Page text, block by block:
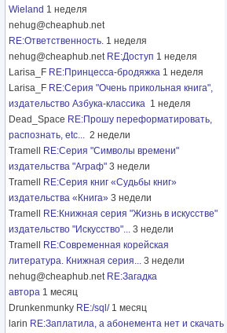
Wieland 1 неделя
nehug@cheaphub.net
RE:Ответственность. 1 неделя
nehug@cheaphub.net RE:Доступ 1 неделя
Larisa_F RE:Принцесса-бродяжка 1 неделя
Larisa_F RE:Серия "Очень прикольная книга",
издательство Азбука-классика 1 неделя
Dead_Space RE:Прошу переформатировать,
распознать, etc... 2 недели
Tramell
RE:Серия "Символы времени"
издательства "Аграф" 3 недели
Tramell
RE:Серия книг «Судьбы книг»
издательства «Книга» 3 недели
Tramell
RE:Книжная серия "Жизнь в искусстве"
издательство "Искусство"... 3 недели
Tramell
RE:Современная корейская
литература. Книжная серия... 3 недели
nehug@cheaphub.net RE:Загадка
автора 1 месяц
Drunkenmunky RE:/sql/ 1 месяц
larin RE:Заплатила, а абонемента нет и скачать